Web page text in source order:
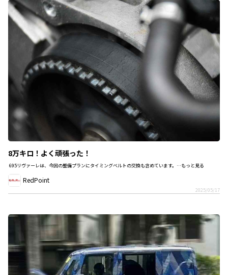
8万キロ！よく頑張った！
695リヴァーレは、今回の整備プランにタイミングベルトの交換も含めています。…もっと見る
RedPoint
2025/05/17